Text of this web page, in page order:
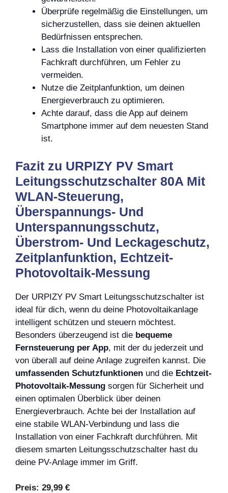
Überprüfe regelmäßig die Einstellungen, um
sicherzustellen, dass sie deinen aktuellen
Bedürfnissen entsprechen.
Lass die Installation von einer qualifizierten
Fachkraft durchführen, um Fehler zu
vermeiden.
Nutze die Zeitplanfunktion, um deinen
Energieverbrauch zu optimieren.
Achte darauf, dass die App auf deinem
Smartphone immer auf dem neuesten Stand
ist.
Fazit zu URPIZY PV Smart
Leitungsschutzschalter 80A Mit
WLAN-Steuerung,
Überspannungs- Und
Unterspannungsschutz,
Überstrom- Und Leckageschutz,
Zeitplanfunktion, Echtzeit-
Photovoltaik-Messung
Der URPIZY PV Smart Leitungsschutzschalter ist
ideal für dich, wenn du deine Photovoltaikanlage
intelligent schützen und steuern möchtest.
Besonders überzeugend ist die bequeme
Fernsteuerung per App, mit der du jederzeit und
von überall auf deine Anlage zugreifen kannst. Die
umfassenden Schutzfunktionen und die Echtzeit-
Photovoltaik-Messung sorgen für Sicherheit und
einen optimalen Überblick über deinen
Energieverbrauch. Achte bei der Installation auf
eine stabile WLAN-Verbindung und lass die
Installation von einer Fachkraft durchführen. Mit
diesem smarten Leitungsschutzschalter hast du
deine PV-Anlage immer im Griff.
Preis: 29,99 €